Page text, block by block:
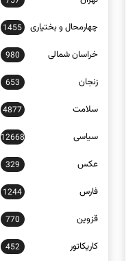
چهارمحال و بختیاری 1455
خراسان شمالی 980
زنجان 653
سلامت 4877
سیاسی 12668
عکس 329
فارس 1244
قزوین 770
کاریکاتور 452